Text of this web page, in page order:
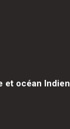
et océan Indien